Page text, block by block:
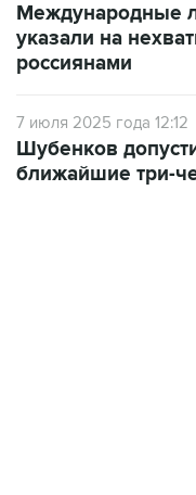
Международные
указали на
россиянами
7 июля 2025 года 12:12
Шубенков
ближайшие три-